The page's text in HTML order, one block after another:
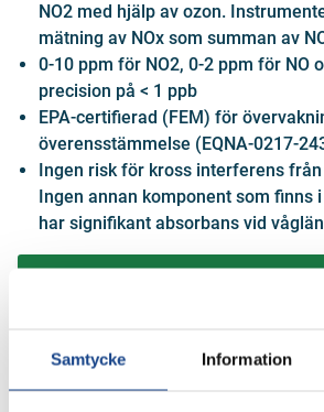
Samtycke Information
NO2 med hjälp av ozon.
mätning av NOx som summan av
0-10 ppm för NO2, 0-2 ppm för NO
precision på < 1 ppb
EPA-certifierad (FEM) för
överensstämmelse (EQNA-0217-
Ingen risk för kross interferens
Ingen annan komponent som finns
har signifikant absorbans vid
Specifikation Tekniska dokument